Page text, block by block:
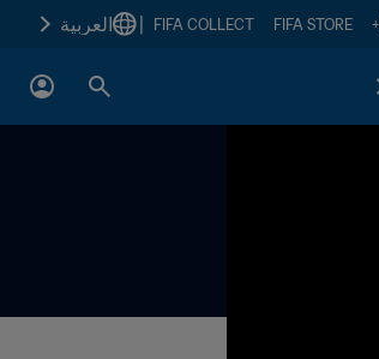
FIFA STORE
FIFA COLLECT العربية